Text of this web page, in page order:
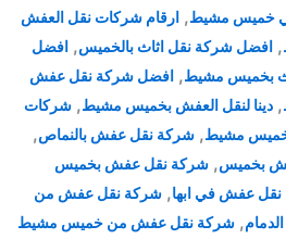
خميس مشيط, ارقام شركات نقل العفش
, افضل شركة نقل اثاث بالخميس, افضل
بخميس مشيط, افضل شركة نقل عفش
, دينا لنقل العفش بخميس مشيط, شركات
مشيط, شركة نقل عفش بالنماص,
بخميس, شركة نقل عفش بخميس
عفش في ابها, شركة نقل عفش من
, شركة نقل عفش من خميس مشيط